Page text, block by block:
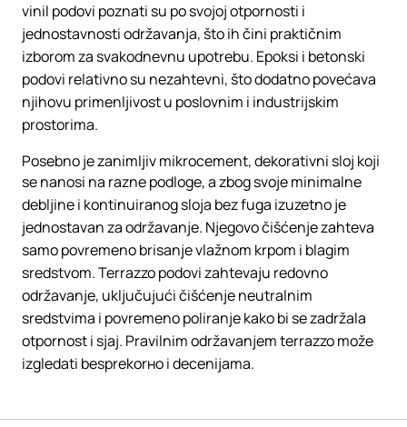
vinil podovi poznati su po svojoj otpornosti i
jednostavnosti održavanja, što ih čini praktičnim
izborom za svakodnevnu upotrebu. Epoksi i betonski
podovi relativno su nezahtevni, što dodatno povećava
njihovu primenljivost u poslovnim i industrijskim
prostorima.
Posebno je zanimljiv mikrocement, dekorativni sloj koji
se nanosi na razne podloge, a zbog svoje minimalne
debljine i kontinuiranog sloja bez fuga izuzetno je
jednostavan za održavanje. Njegovo čišćenje zahteva
samo povremeno brisanje vlažnom krpom i blagim
sredstvom. Terrazzo podovi zahtevaju redovno
održavanje, uključujući čišćenje neutralnim
sredstvima i povremeno poliranje kako bi se zadržala
otpornost i sjaj. Pravilnim održavanjem terrazzo može
izgledati besprekorно i decenijama.